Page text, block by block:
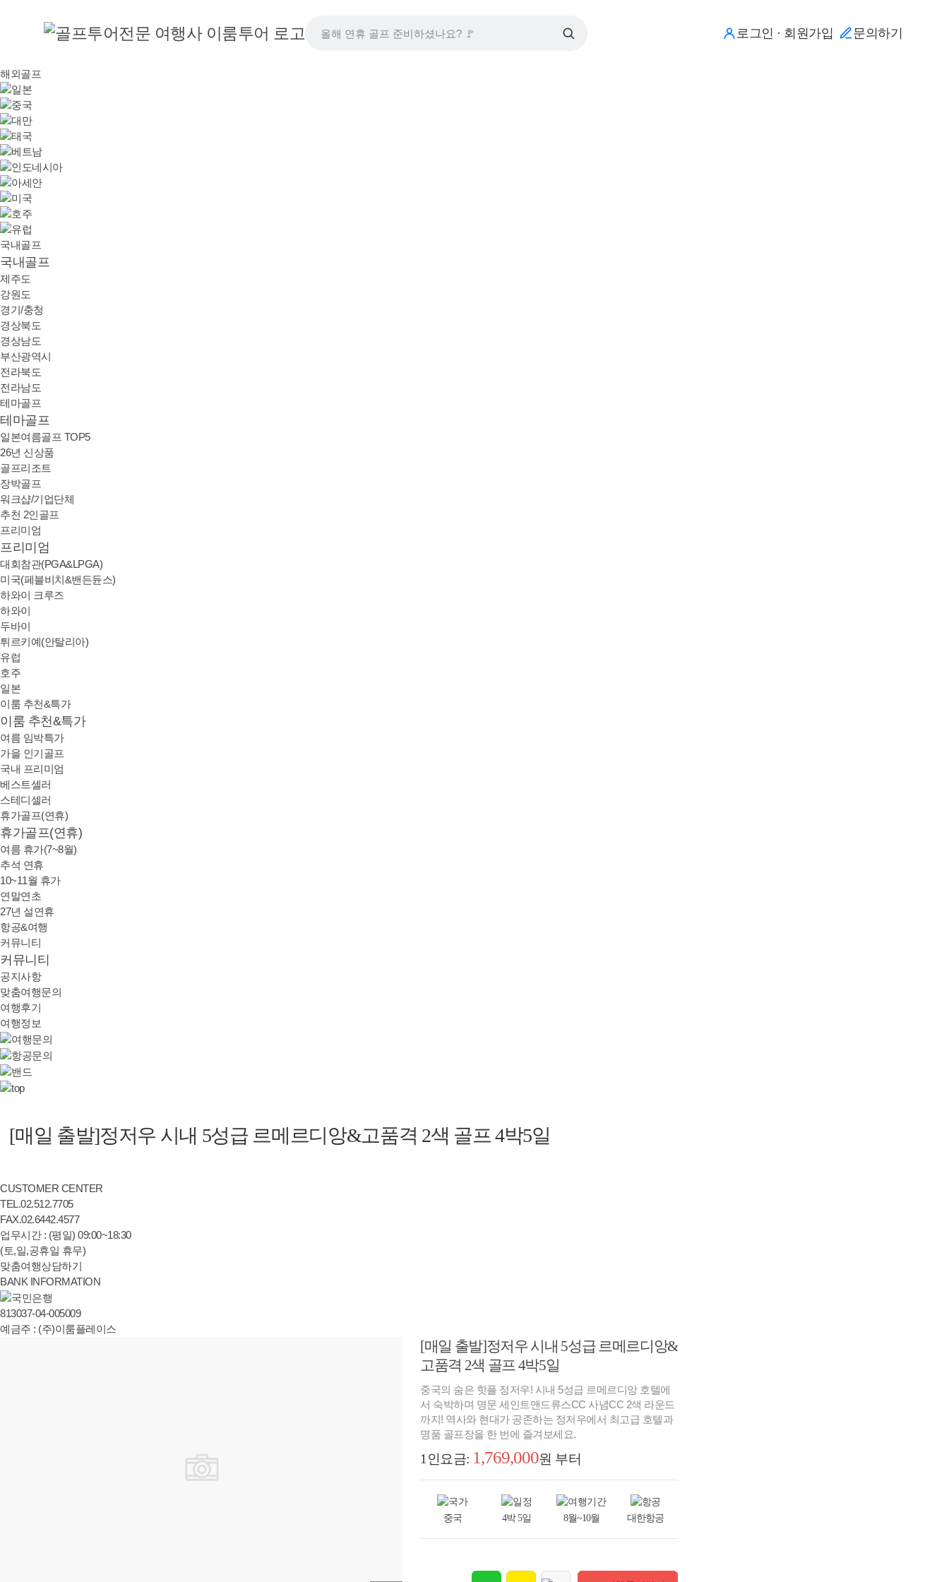
로그인 · 회원가입 문의하기
해외골프
국내골프
국내골프
제주도
강원도
경기/충청
경상북도
경상남도
부산광역시
전라북도
전라남도
테마골프
테마골프
일본여름골프 TOP5
26년 신상품
골프리조트
장박골프
워크샵/기업단체
추천 2인골프
프리미엄
프리미엄
대회참관(PGA&LPGA)
미국(페블비치&밴든듄스)
하와이 크루즈
하와이
두바이
튀르키예(안탈리아)
유럽
호주
일본
이룸 추천&특가
이룸 추천&특가
여름 임박특가
가을 인기골프
국내 프리미엄
베스트셀러
스테디셀러
휴가골프(연휴)
휴가골프(연휴)
여름 휴가(7~8월)
추석 연휴
10~11월 휴가
연말연초
27년 설연휴
항공&여행
커뮤니티
커뮤니티
공지사항
맞춤여행문의
여행후기
여행정보
[매일 출발]정저우 시내 5성급 르메르디앙&고품격 2색 골프 4박5일
CUSTOMER CENTER
TEL.02.512.7705
FAX.02.6442.4577
업무시간 : (평일) 09:00~18:30
(토,일,공휴일 휴무)
맞춤여행상담하기
BANK INFORMATION
813037-04-005009
예금주 : (주)이룸플레이스
[매일 출발]정저우 시내 5성급 르메르디앙&
고품격 2색 골프 4박5일
중국의 숨은 핫플 정저우! 시내 5성급 르메르디앙 호텔에
서 숙박하며 명문 세인트앤드류스CC 사념CC 2색 라운드
까지! 역사와 현대가 공존하는 정저우에서 최고급 호텔과
명품 골프장을 한 번에 즐겨보세요.
1인요금: 1,769,000원 부터
중국 4박 5일 8월~10월 대한항공